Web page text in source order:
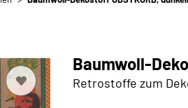
Baumwoll-
Retrostoffe zum